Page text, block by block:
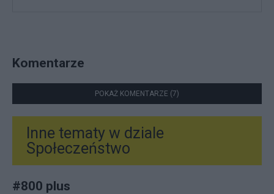
Komentarze
POKAŻ KOMENTARZE (7)
Inne tematy w dziale
Społeczeństwo
#800 plus